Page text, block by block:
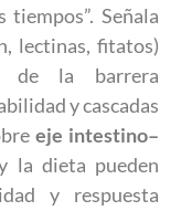
Señala
lectinas, fitatos)
de la barrera
y cascadas
eje intestino–
la dieta pueden
y respuesta